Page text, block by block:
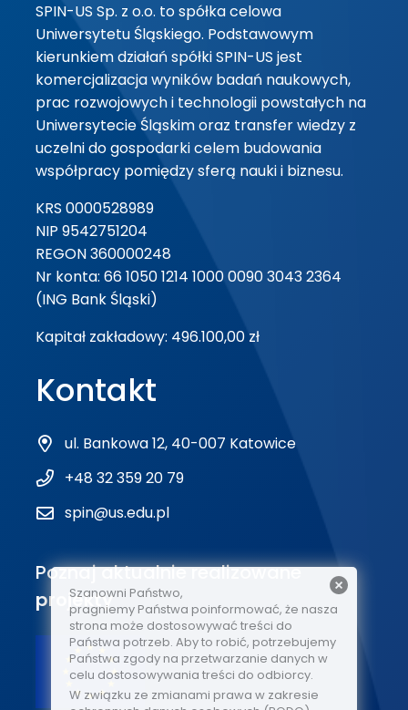
SPIN-US Sp. z o.o. to spółka celowa
Uniwersytetu Śląskiego. Podstawowym
kierunkiem działań spółki SPIN-US jest
komercjalizacja wyników badań naukowych,
prac rozwojowych i technologii powstałych na
Uniwersytecie Śląskim oraz transfer wiedzy z
uczelni do gospodarki celem budowania
współpracy pomiędzy sferą nauki i biznesu.
KRS 0000528989
NIP 9542751204
REGON 360000248
Nr konta: 66 1050 1214 1000 0090 3043 2364
(ING Bank Śląski)
Kapitał zakładowy: 496.100,00 zł
Kontakt
ul. Bankowa 12, 40-007 Katowice
+48 32 359 20 79
spin@us.edu.pl
Poznaj aktualnie realizowane
projekty
Szanowni Państwo,
pragniemy Państwa poinformować, że nasza
strona może dostosowywać treści do
Państwa potrzeb. Aby to robić, potrzebujemy
Państwa zgody na przetwarzanie danych w
celu dostosowywania treści do odbiorcy.
W związku ze zmianami prawa w zakresie